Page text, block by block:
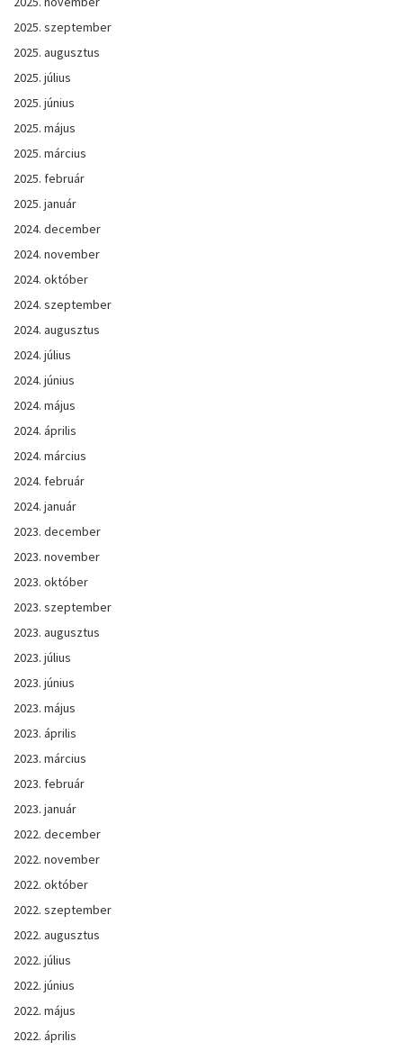
2025. szeptember
2025. augusztus
2025. július
2025. június
2025. május
2025. március
2025. február
2025. január
2024. december
2024. november
2024. október
2024. szeptember
2024. augusztus
2024. július
2024. június
2024. május
2024. április
2024. március
2024. február
2024. január
2023. december
2023. november
2023. október
2023. szeptember
2023. augusztus
2023. július
2023. június
2023. május
2023. április
2023. március
2023. február
2023. január
2022. december
2022. november
2022. október
2022. szeptember
2022. augusztus
2022. július
2022. június
2022. május
2022. április